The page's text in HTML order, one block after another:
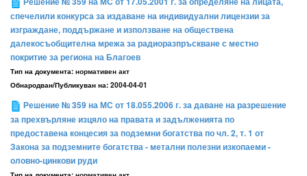
спечелили конкурса за издаване на индивидуални лицензии за
изграждане, поддържане и използване на обществена
далекосъобщителна мрежа за радиоразпръскване с местно
покритие за региона на Благоев
Тип на документа: нормативен акт
Обнародван/Публикуван на: 2004-04-01
Решение № 359 на МС от 18.055.2006 г. за даване на разрешение
за прехвърляне изцяло на правата и задълженията по
предоставена концесия за подземни богатства по чл. 2, т. 1 от
Закона за подземните богатства - метални полезни изкопаеми -
оловно-цинкови руди